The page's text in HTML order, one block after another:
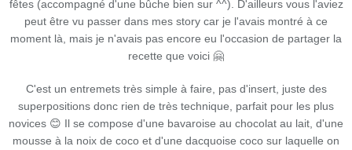
fêtes (accompagné d'une bûche bien sur ^^). D'ailleurs vous l'aviez
peut être vu passer dans mes story car je l'avais montré à ce
moment là, mais je n'avais pas encore eu l'occasion de partager la
recette que voici 🤗
C'est un entremets très simple à faire, pas d'insert, juste des
superpositions donc rien de très technique, parfait pour les plus
novices 😊 Il se compose d'une bavaroise au chocolat au lait, d'une
mousse à la noix de coco et d'une dacquoise coco sur laquelle on